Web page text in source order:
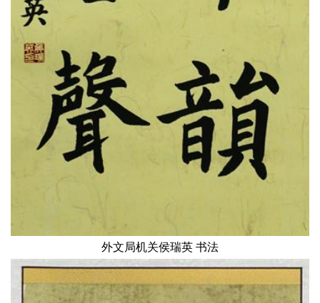
外文局机关侯瑞英 书法